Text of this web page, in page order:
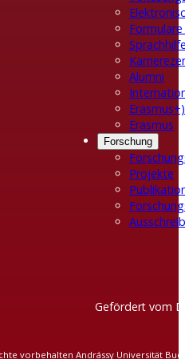
Alumni
Erasmus
Forschung
Projekte
Gefördert vom
vorbehalten Andrássy Universität